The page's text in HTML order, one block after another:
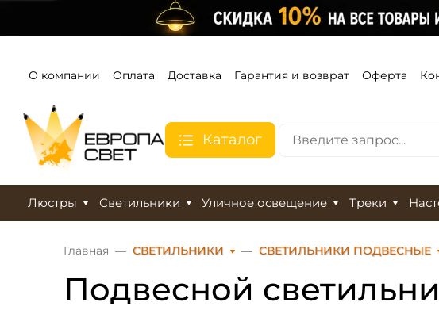
О компании Оплата Доставка Гарантия и возврат Оферта
Каталог
Люстры Светильники Уличное освещение Треки
Главная СВЕТИЛЬНИКИ СВЕТИЛЬНИКИ ПОДВЕСНЫЕ
Подвесной